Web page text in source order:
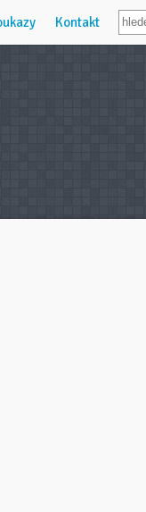
Kontakt